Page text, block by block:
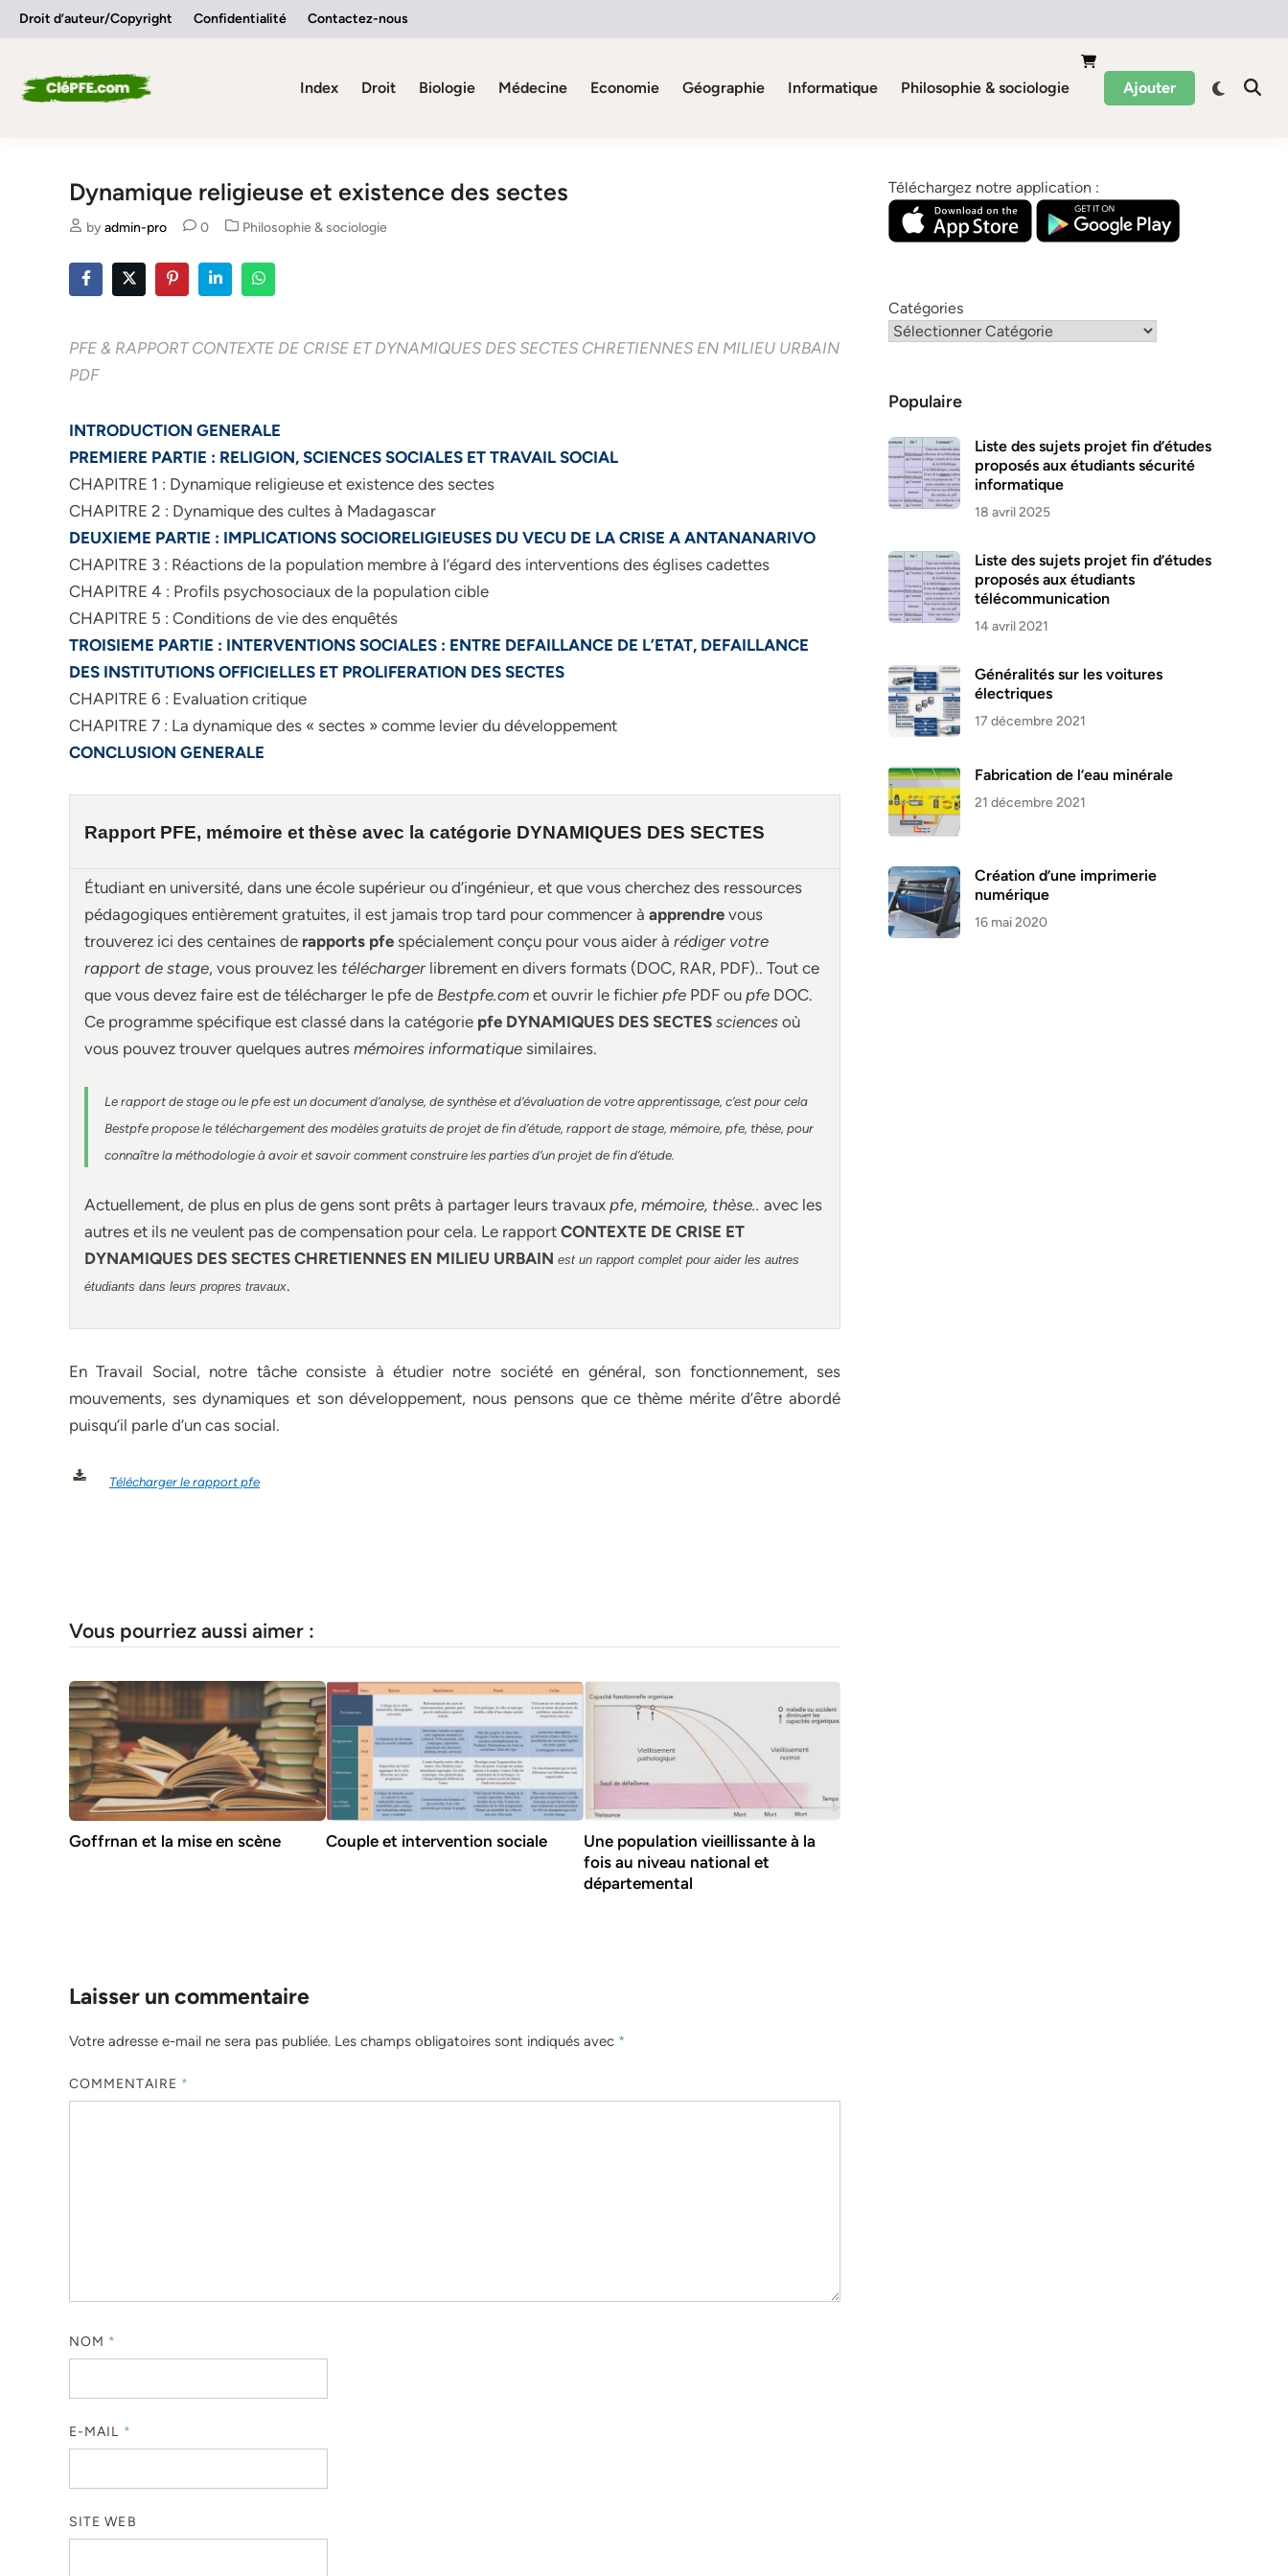
SkipDroit d’auteur/Copyright Confidentialité Contactez-nous
Index Droit Biologie Médecine Economie Géographie Informatique Philosophie & sociologie Ajouter
Dynamique religieuse et existence des sectes
byadmin-pro 0
Posted
Philosophie & sociologie
PFE & RAPPORT CONTEXTE DE CRISE ET DYNAMIQUES DES SECTES CHRETIENNES EN MILIEU URBAIN
PDF
INTRODUCTION GENERALE
PREMIERE PARTIE : RELIGION, SCIENCES SOCIALES ET TRAVAIL SOCIAL
CHAPITRE 1 : Dynamique religieuse et existence des sectes
CHAPITRE 2 : Dynamique des cultes à Madagascar
DEUXIEME PARTIE : IMPLICATIONS SOCIORELIGIEUSES DU VECU DE LA CRISE A ANTANANARIVO
CHAPITRE 3 : Réactions de la population membre à l’égard des interventions des églises cadettes
CHAPITRE 4 : Profils psychosociaux de la population cible
CHAPITRE 5 : Conditions de vie des enquêtés
TROISIEME PARTIE : INTERVENTIONS SOCIALES : ENTRE DEFAILLANCE DE L’ETAT, DEFAILLANCE
DES INSTITUTIONS OFFICIELLES ET PROLIFERATION DES SECTES
CHAPITRE 6 : Evaluation critique
CHAPITRE 7 : La dynamique des « sectes » comme levier du développement
CONCLUSION GENERALE
Rapport PFE, mémoire et thèse avec la catégorie DYNAMIQUES DES SECTES
Étudiant en université, dans une école supérieur ou d’ingénieur, et que vous cherchez des ressources
pédagogiques entièrement gratuites, il est jamais trop tard pour commencer à apprendre vous
trouverez ici des centaines de rapports pfe spécialement conçu pour vous aider à rédiger votre
rapport de stage, vous prouvez les télécharger librement en divers formats (DOC, RAR, PDF).. Tout ce
que vous devez faire est de télécharger le pfe de Bestpfe.com et ouvrir le fichier pfe PDF ou pfe DOC.
Ce programme spécifique est classé dans la catégorie pfe DYNAMIQUES DES SECTES sciences où
vous pouvez trouver quelques autres mémoires informatique similaires.
Le rapport de stage ou le pfe est un document d’analyse, de synthèse et d’évaluation de votre apprentissage, c’est pour cela
Bestpfepropose le téléchargement des modèles gratuits de projet de fin d’étude, rapport de stage, mémoire, pfe, thèse, pour
connaître la méthodologie à avoir et savoir comment construire les parties d’un projet de fin d’étude
Actuellement, de plus en plus de gens sont prêts à partager leurs travaux pfe, mémoire, thèse.. avec les
autres et ils ne veulent pas de compensation pour cela. Le rapport CONTEXTE DE CRISE ET
DYNAMIQUES DES SECTES CHRETIENNES EN MILIEU URBAIN est un rapport complet pour aider les autres
étudiants dans leurs propres travaux.
En Travail Social, notre tâche consiste à étudier notre société en général, son fonctionnement, ses
mouvements, ses dynamiques et son développement, nous pensons que ce thème mérite d’être abordé
puisqu’il parle d’un cas social.
Télécharger le rapport pfe
Vous pourriez aussi aimer :
Goffrnan et la mise en scène Couple et intervention sociale
Une population vieillissante à la
fois au niveau national et
départemental
Laisser un commentaire
Votre adresse e-mail ne sera pas publiée. Les champs obligatoires sont indiqués avec *
COMMENTAIRE *
NOM *
E-MAIL *
SITE WEB
Téléchargez notre application :
Catégories
Populaire
Liste des sujets projet fin d’études
proposés aux étudiants sécurité
informatique
18 avril 2025
Liste des sujets projet fin d’études
proposés aux étudiants
télécommunication
14 avril 2021
Généralités sur les voitures
électriques
17 décembre 2021
Fabrication de l’eau minérale
21 décembre 2021
Création d’une imprimerie
numérique
16 mai 2020